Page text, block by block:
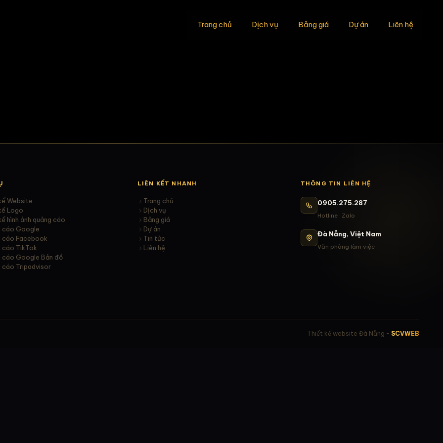
Trang chủ Dịch vụ Bảng giá Dự án Liên hệ
Website
Logo
hình ảnh quảng cáo
cáo Google
cáo Facebook
cáo TikTok
cáo Google Bản đồ
cáo Tripadvisor
LIÊN KẾT NHANH
Trang chủ
Dịch vụ
Bảng giá
Dự án
Tin tức
Liên hệ
THÔNG TIN LIÊN HỆ
0905.275.287
Hotline · Zalo
Đà Nẵng, Việt Nam
Văn phòng làm việc
Thiết kế website Đà Nẵng – SCVWEB